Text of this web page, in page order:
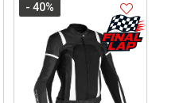
- 40%